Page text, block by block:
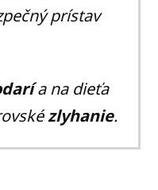
prístav
a na dieťa
zlyhanie.